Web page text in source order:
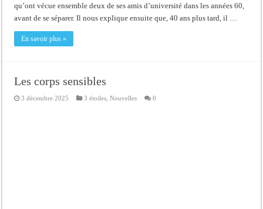
qu’ont vécue ensemble deux de ses amis d’université dans les années 60,
avant de se séparer. Il nous explique ensuite que, 40 ans plus tard, il …
En savoir plus »
Les corps sensibles
3 décembre 2025 3 étoiles ,Nouvelles 0